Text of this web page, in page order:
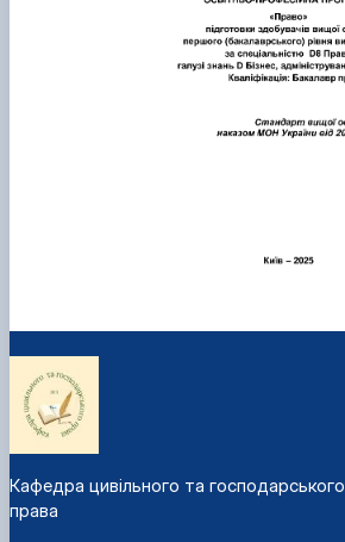
Кафедра цивільного та господарського
права